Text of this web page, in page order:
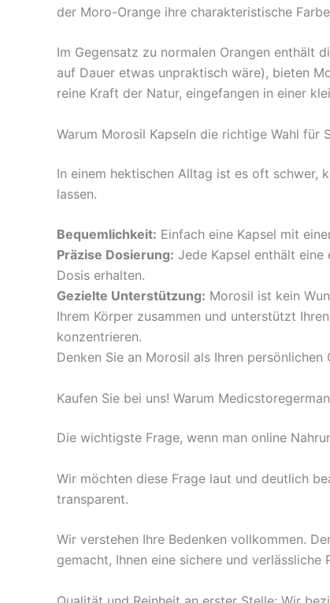
der Moro-Orange ihre charakteristische
Im Gegensatz zu normalen Orangen enthält
auf Dauer etwas unpraktisch wäre), bieten
reine Kraft der Natur, eingefangen in einer
Warum Morosil Kapseln die richtige Wahl für
In einem hektischen Alltag ist es oft schwer,
lassen.
Bequemlichkeit: Einfach eine Kapsel mit
Präzise Dosierung: Jede Kapsel enthält eine
Dosis erhalten.
Gezielte Unterstützung: Morosil ist kein
Ihrem Körper zusammen und unterstützt
konzentrieren.
Denken Sie an Morosil als Ihren
Kaufen Sie bei uns! Warum
Die wichtigste Frage, wenn man online
Wir möchten diese Frage laut und deutlich
transparent.
Wir verstehen Ihre Bedenken vollkommen.
gemacht, Ihnen eine sichere und